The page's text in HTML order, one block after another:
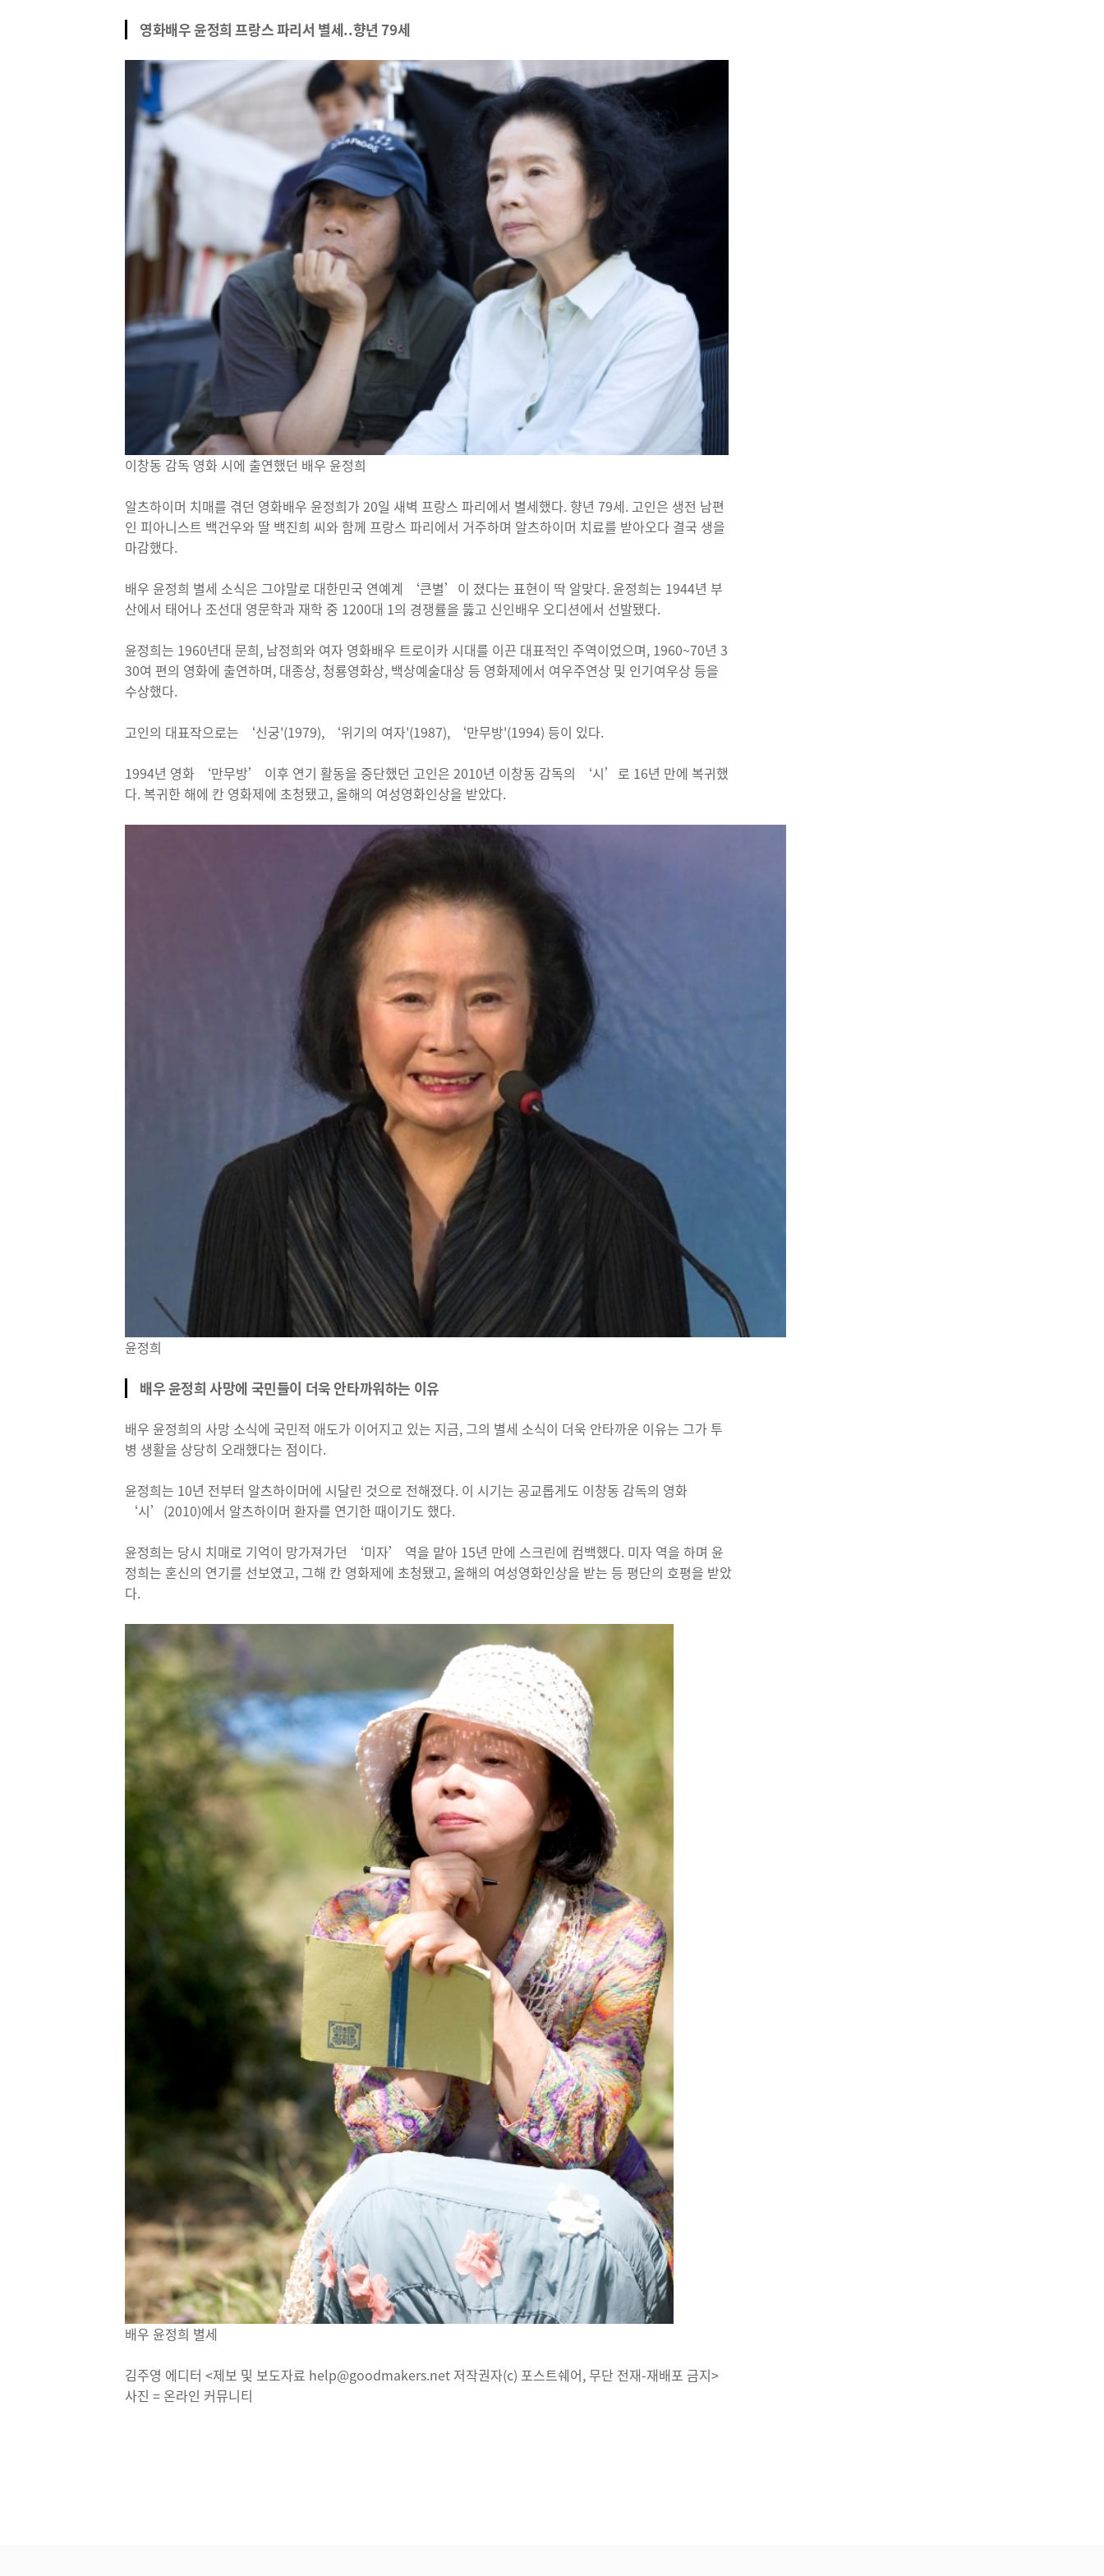
영화배우 윤정희 프랑스 파리서 별세..향년 79세
이창동 감독 영화 시에 출연했던 배우 윤정희
알츠하이머 치매를 겪던 영화배우 윤정희가 20일 새벽 프랑스 파리에서 별세했다. 향년 79세. 고인은 생전 남편
인 피아니스트 백건우와 딸 백진희 씨와 함께 프랑스 파리에서 거주하며 알츠하이머 치료를 받아오다 결국 생을
마감했다.
배우 윤정희 별세 소식은 그야말로 대한민국 연예계 ‘큰별’이 졌다는 표현이 딱 알맞다. 윤정희는 1944년 부
산에서 태어나 조선대 영문학과 재학 중 1200대 1의 경쟁률을 뚫고 신인배우 오디션에서 선발됐다.
윤정희는 1960년대 문희, 남정희와 여자 영화배우 트로이카 시대를 이끈 대표적인 주역이었으며, 1960~70년 3
30여 편의 영화에 출연하며, 대종상, 청룡영화상, 백상예술대상 등 영화제에서 여우주연상 및 인기여우상 등을
수상했다.
고인의 대표작으로는 ‘신궁'(1979), ‘위기의 여자'(1987), ‘만무방'(1994) 등이 있다.
1994년 영화 ‘만무방’ 이후 연기 활동을 중단했던 고인은 2010년 이창동 감독의 ‘시’로 16년 만에 복귀했
다. 복귀한 해에 칸 영화제에 초청됐고, 올해의 여성영화인상을 받았다.
윤정희
배우 윤정희 사망에 국민들이 더욱 안타까워하는 이유
배우 윤정희의 사망 소식에 국민적 애도가 이어지고 있는 지금, 그의 별세 소식이 더욱 안타까운 이유는 그가 투
병 생활을 상당히 오래했다는 점이다.
윤정희는 10년 전부터 알츠하이머에 시달린 것으로 전해졌다. 이 시기는 공교롭게도 이창동 감독의 영화
‘시’(2010)에서 알츠하이머 환자를 연기한 때이기도 했다.
윤정희는 당시 치매로 기억이 망가져가던 ‘미자’ 역을 맡아 15년 만에 스크린에 컴백했다. 미자 역을 하며 윤
정희는 혼신의 연기를 선보였고, 그해 칸 영화제에 초청됐고, 올해의 여성영화인상을 받는 등 평단의 호평을 받았
다.
배우 윤정희 별세
김주영 에디터 <제보 및 보도자료 help@goodmakers.net 저작권자(c) 포스트쉐어, 무단 전재-재배포 금지>
사진 = 온라인 커뮤니티